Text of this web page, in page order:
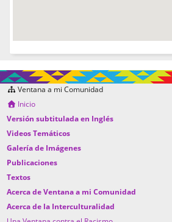
Ventana a mi Comunidad
Inicio
Versión subtitulada en Inglés
Videos Temáticos
Galería de Imágenes
Publicaciones
Textos
Acerca de Ventana a mi Comunidad
Acerca de la Interculturalidad